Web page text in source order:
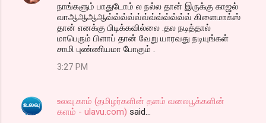
நாங்களும் பாதுடோம் ல நல்ல தான் இருக்கு காஜல்
வாஆஆஆஆவ்வ்வ்வ்வ்வ்வ்வ்வ்வ்வ்வ் கிளைமாக்ஸ்
தான் எனக்கு பிடிக்கவில்லை .தல நடித்தால்
மாபெரும் பிளாப் தான் வேறு யாரவது நடியுங்கள்
சாமி புண்ணியமா போகும் .
3:27 PM
உலவு.காம் (தமிழர்களின் தளம் வலைபூக்களின்
களம் - ulavu.com) said…